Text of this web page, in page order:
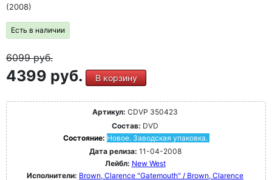
(2008)
Есть в наличии
6099руб.
4399 руб. В корзину
Артикул: CDVP 350423
Состав: DVD
Состояние: Новое. Заводская упаковка.
Дата релиза: 11-04-2008
Лейбл: New West
Исполнители: Brown, Clarence "Gatemouth" / Brown, Clarence